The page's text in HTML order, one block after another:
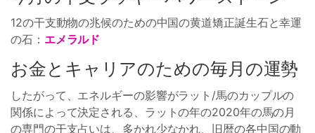
12の干支動物の兆候のための中国の黄道矯正誕生石と幸運
の石： エメラルド
お金とキャリアのための毎月の運勢
したがって、エネルギーの影響がラット/馬のカップルの
関係によって決定される、ラットの年の2020年の馬の月
の専門の干支占いは、多かれ少なかれ、旧暦の各中国の動